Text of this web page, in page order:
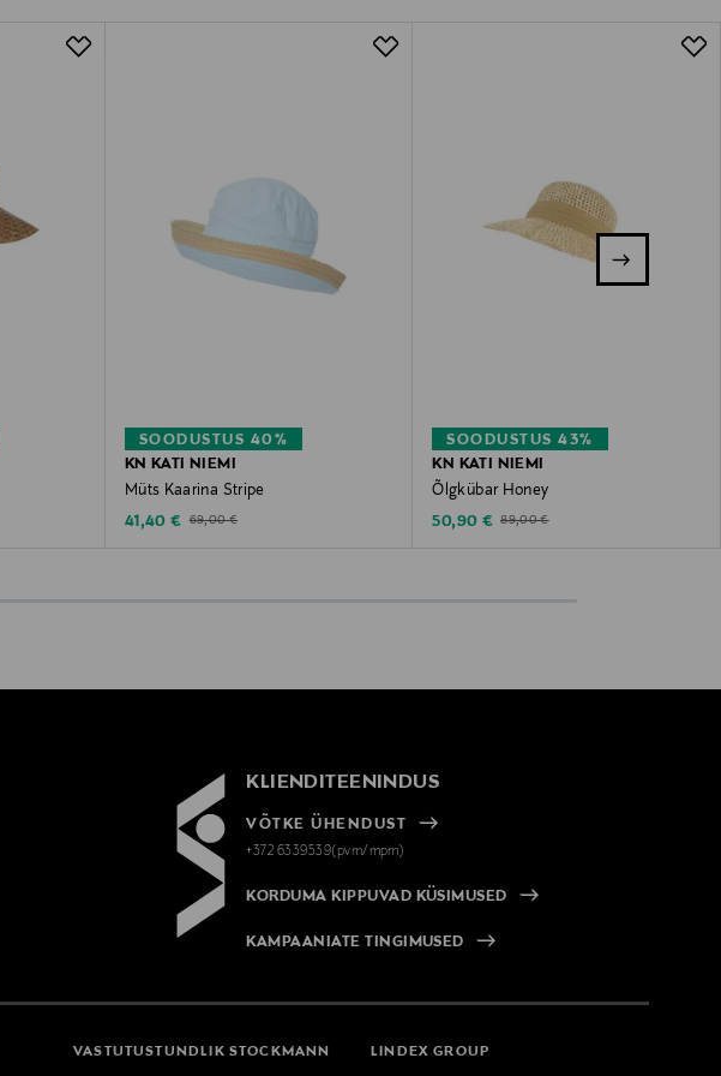
SOODUSTUS 40%
KN KATI NIEMI
Müts Kaarina Stripe
Discounted Price
41,40 € Original Price
69,00 €
SOODUSTUS 43%
KN KATI NIEMI
Õlgkübar Honey
Discounted Price
50,90 € Original Price
89,00 €
KLIENDITEENINDUS
VÕTKE ÜHENDUST
+372 6339539(pvm/mpm)
KORDUMA KIPPUVAD KÜSIMUSED
KAMPAANIATE TINGIMUSED
VASTUTUSTUNDLIK STOCKMANN LINDEX GROUP